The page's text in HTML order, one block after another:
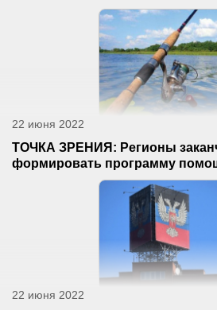
22 июня 2022
ТОЧКА ЗРЕНИЯ: Регионы
формировать программу
22 июня 2022